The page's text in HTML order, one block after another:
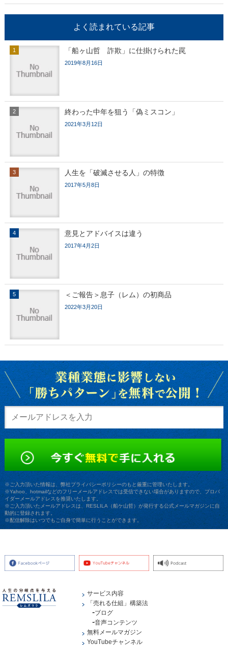
よく読まれている記事
「船ヶ山哲 詐欺」に仕掛けられた罠
2019年8月16日
終わった中年を狙う「偽ミスコン」
2021年3月12日
人生を「破滅させる人」の特徴
2017年5月8日
意見とアドバイスは違う
2017年4月2日
＜ご報告＞息子（レム）の初商品
2022年3月20日
※ご入力頂いた情報は、弊社プライバシーポリシーのもと厳重に管理いたします。
※Yahoo、hotmailなどのフリーメールアドレスでは受信できない場合がありますので、プロバ
イダーメールアドレスを推奨いたします。
※ご入力頂いたメールアドレスは、RESLILA（船ケ山哲）が発行する公式メールマガジンに自
動的に登録されます。
※配信解除はいつでもご自身で簡単に行うことができます。
サービス内容
「売れる仕組」構築法
ブログ
音声コンテンツ
無料メールマガジン
YouTubeチャンネル